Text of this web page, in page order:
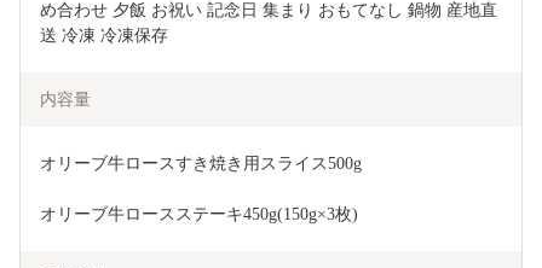
め合わせ 夕飯 お祝い 記念日 集まり おもてなし 鍋物 産地直
送 冷凍 冷凍保存
内容量
オリーブ牛ロースすき焼き用スライス500g
オリーブ牛ロースステーキ450g(150g×3枚)